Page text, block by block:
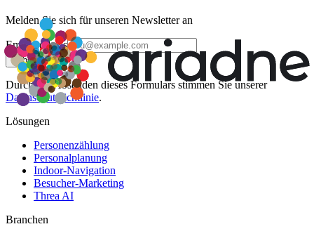
Melden Sie sich für unseren Newsletter an
Email address
Subscribe
Durch das Absenden dieses Formulars stimmen Sie unserer
Datenschutzrichtlinie.
Lösungen
Personenzählung
Personalplanung
Indoor-Navigation
Besucher-Marketing
Threa AI
Branchen